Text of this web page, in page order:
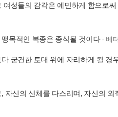
성들의 감각은 예민하게 함으로
목적인 복종은 종식될 것이다- 베
굳건한 토대 위에 자리하게 될 경
신의 신체를 다스리며, 자신의 외